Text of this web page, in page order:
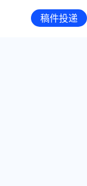
稿件投递